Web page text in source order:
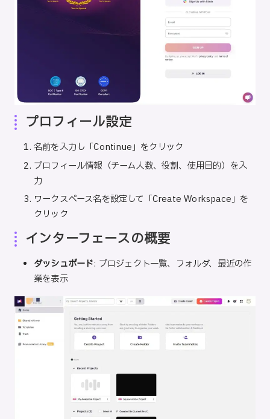
プロフィール設定
名前を入力し「Continue」をクリック
プロフィール情報（チーム人数、役割、使用目的）を入
力
ワークスペース名を設定して「Create Workspace」を
クリック
インターフェースの概要
ダッシュボード: プロジェクト一覧、フォルダ、最近の作
業を表示